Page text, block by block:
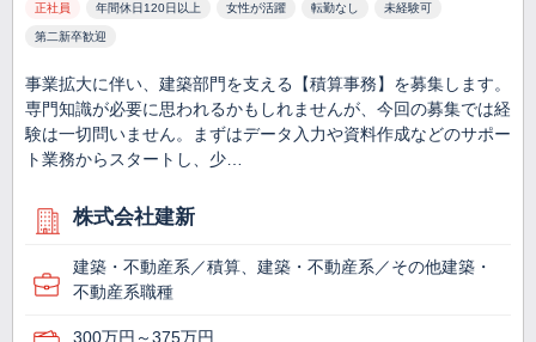
正社員 年間休日120日以上 女性が活躍 転勤なし 未経験可
第二新卒歓迎
事業拡大に伴い、建築部門を支える【積算事務】を募集します。
専門知識が必要に思われるかもしれませんが、今回の募集では経
験は一切問いません。まずはデータ入力や資料作成などのサポー
ト業務からスタートし、少…
株式会社建新
建築・不動産系／積算、建築・不動産系／その他建築・
不動産系職種
300万円～375万円